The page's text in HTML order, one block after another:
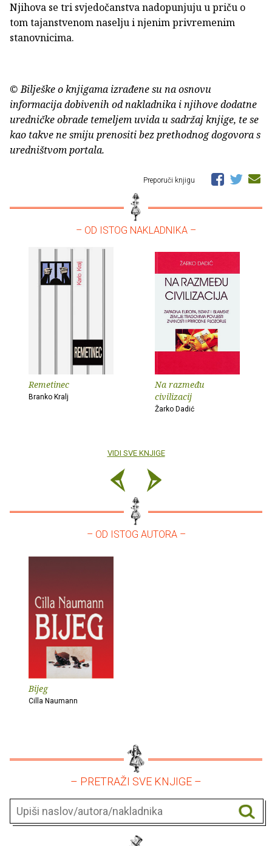
Njihova se tri svjedočanstva nadopunjuju u priču o
tom tajanstvenom naselju i njenim privremenim
stanovnicima.
© Bilješke o knjigama izrađene su na osnovu
informacija dobivenih od nakladnika i njihove dodatne
uredničke obrade temeljem uvida u sadržaj knjige, te se
kao takve ne smiju prenositi bez prethodnog dogovora s
uredništvom portala.
Preporuči knjigu
– OD ISTOG NAKLADNIKA –
Remetinec
Branko Kralj
Na razmeđu
civilizacij
Žarko Dadić
VIDI SVE KNJIGE
– OD ISTOG AUTORA –
Bijeg
Cilla Naumann
– PRETRAŽI SVE KNJIGE –